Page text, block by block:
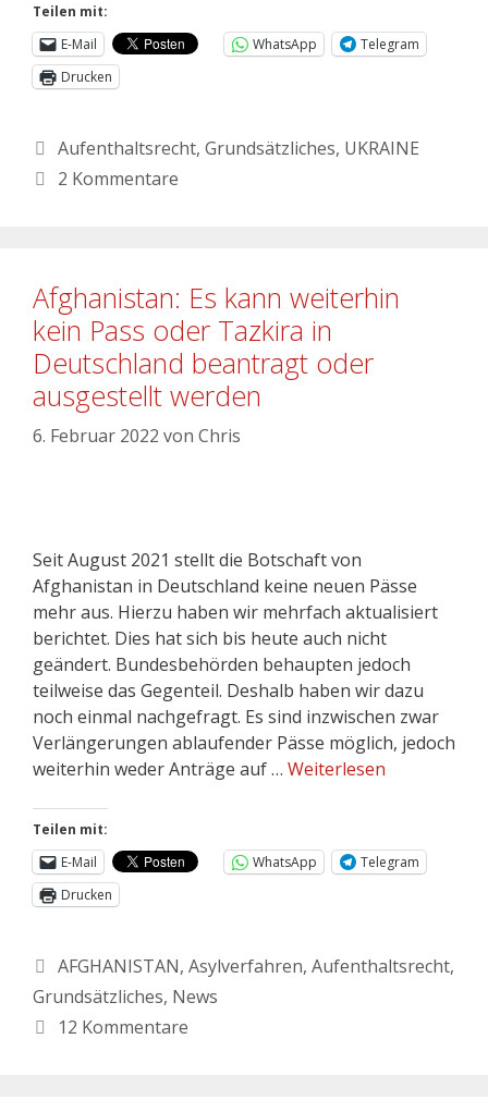
Teilen mit:
E-Mail
WhatsApp
Telegram
Drucken
Aufenthaltsrecht, Grundsätzliches, UKRAINE
2 Kommentare
Afghanistan: Es kann weiterhin
kein Pass oder Tazkira in
Deutschland beantragt oder
ausgestellt werden
6. Februar 2022 von Chris
Seit August 2021 stellt die Botschaft von
Afghanistan in Deutschland keine neuen Pässe
mehr aus. Hierzu haben wir mehrfach aktualisiert
berichtet. Dies hat sich bis heute auch nicht
geändert. Bundesbehörden behaupten jedoch
teilweise das Gegenteil. Deshalb haben wir dazu
noch einmal nachgefragt. Es sind inzwischen zwar
Verlängerungen ablaufender Pässe möglich, jedoch
weiterhin weder Anträge auf … Weiterlesen
Teilen mit:
E-Mail
WhatsApp
Telegram
Drucken
AFGHANISTAN, Asylverfahren, Aufenthaltsrecht,
Grundsätzliches, News
12 Kommentare